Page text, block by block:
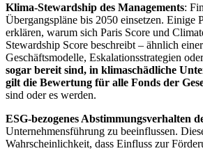
Klima-Stewardship des Managements:
Übergangspläne bis 2050 einsetzen.
erklären, warum sich Paris Score und
Stewardship Score beschreibt – ähnlich
Geschäftsmodelle, Eskalationsstrategien
sogar bereit sind, in klimaschädliche
gilt die Bewertung für alle Fonds der
sind oder es werden.
ESG-bezogenes Abstimmungsverhalten
Unternehmensführung zu beeinflussen.
Wahrscheinlichkeit, dass Einfluss zur